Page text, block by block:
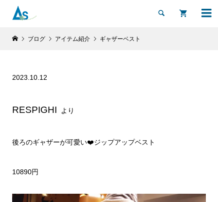
 
ブログ アイテム紹介 ギャザーベスト
2023.10.12
RESPIGHI より
後ろのギャザーが可愛い❤️ジップアップベスト
10890円